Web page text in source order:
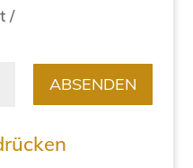
/
ABSENDEN